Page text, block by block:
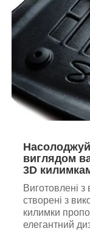
виглядом
3D
Виготовлені з
створені з
килимки
елегантний